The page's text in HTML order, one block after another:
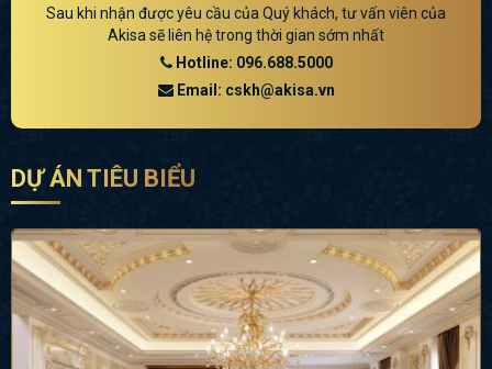
Sau khi nhận được yêu cầu của Quý khách, tư vấn viên của
Akisa sẽ liên hệ trong thời gian sớm nhất
Hotline: 096.688.5000
Email: cskh@akisa.vn
DỰ ÁN TIÊU BIỂU